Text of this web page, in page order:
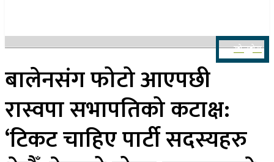
खोज्नुहोस
बालेनसंग फोटो आएपछी
रास्वपा सभापतिको कटाक्ष:
‘टिकट चाहिए पार्टी सदस्यहरु